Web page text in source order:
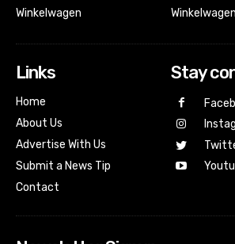
Winkelwagen
Winkelwagen
Links
Home
About Us
Advertise With Us
Submit a News Tip
Contact
Stay